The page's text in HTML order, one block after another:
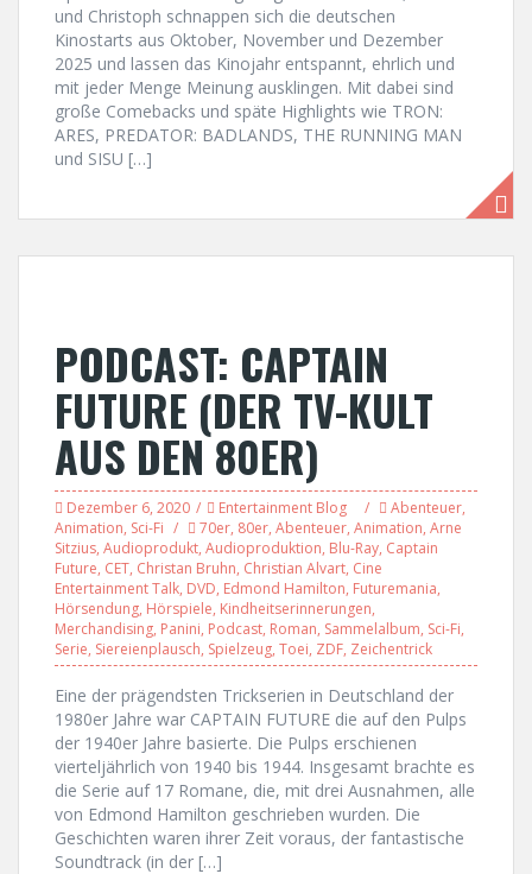
und Christoph schnappen sich die deutschen
Kinostarts aus Oktober, November und Dezember
2025 und lassen das Kinojahr entspannt, ehrlich und
mit jeder Menge Meinung ausklingen. Mit dabei sind
große Comebacks und späte Highlights wie TRON:
ARES, PREDATOR: BADLANDS, THE RUNNING MAN
und SISU […]
PODCAST: CAPTAIN
FUTURE (DER TV-KULT
AUS DEN 80ER)
Dezember 6, 2020 Entertainment Blog Abenteuer,
Animation, Sci-Fi 70er, 80er, Abenteuer, Animation, Arne
Sitzius, Audioprodukt, Audioproduktion, Blu-Ray, Captain
Future, CET, Christan Bruhn, Christian Alvart, Cine
Entertainment Talk, DVD, Edmond Hamilton, Futuremania,
Hörsendung, Hörspiele, Kindheitserinnerungen,
Merchandising, Panini, Podcast, Roman, Sammelalbum, Sci-Fi,
Serie, Siereienplausch, Spielzeug, Toei, ZDF, Zeichentrick
Eine der prägendsten Trickserien in Deutschland der
1980er Jahre war CAPTAIN FUTURE die auf den Pulps
der 1940er Jahre basierte. Die Pulps erschienen
vierteljährlich von 1940 bis 1944. Insgesamt brachte es
die Serie auf 17 Romane, die, mit drei Ausnahmen, alle
von Edmond Hamilton geschrieben wurden. Die
Geschichten waren ihrer Zeit voraus, der fantastische
Soundtrack (in der […]